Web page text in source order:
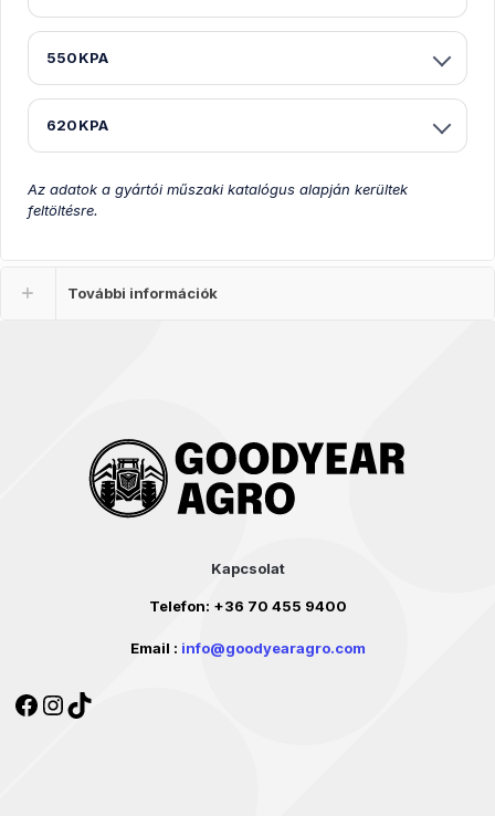
550KPA
620KPA
Az adatok a gyártói műszaki katalógus alapján kerültek
feltöltésre.
További információk
Kapcsolat
Telefon: +36 70 455 9400
Email : info@goodyearagro.com
Facebook
Instagram
TikTok